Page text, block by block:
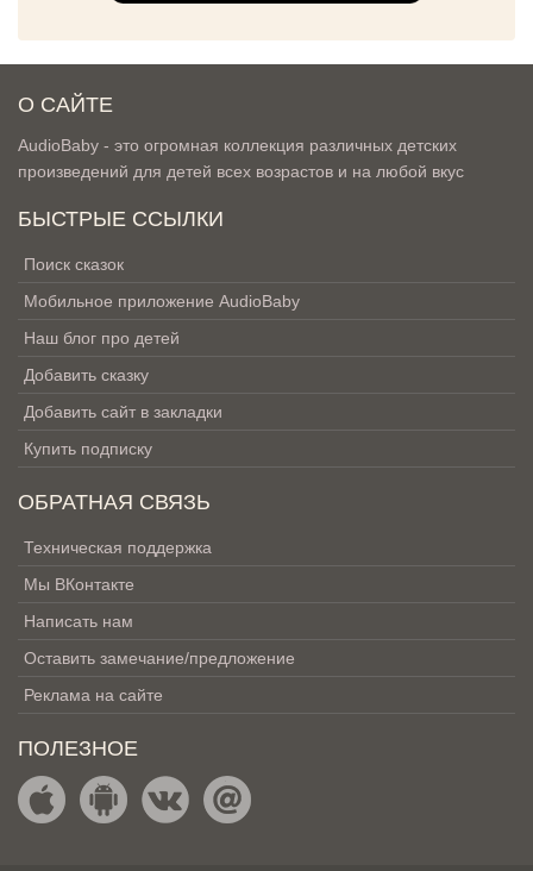
О САЙТЕ
AudioBaby - это огромная коллекция различных детских
произведений для детей всех возрастов и на любой вкус
БЫСТРЫЕ ССЫЛКИ
Поиск сказок
Мобильное приложение AudioBaby
Наш блог про детей
Добавить сказку
Добавить сайт в закладки
Купить подписку
ОБРАТНАЯ СВЯЗЬ
Техническая поддержка
Мы ВКонтакте
Написать нам
Оставить замечание/предложение
Реклама на сайте
ПОЛЕЗНОЕ